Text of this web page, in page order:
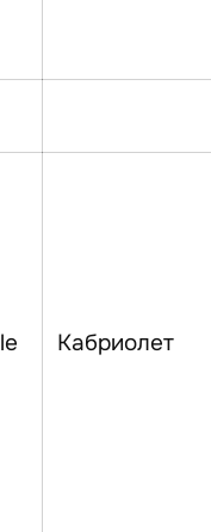
Кабриолет